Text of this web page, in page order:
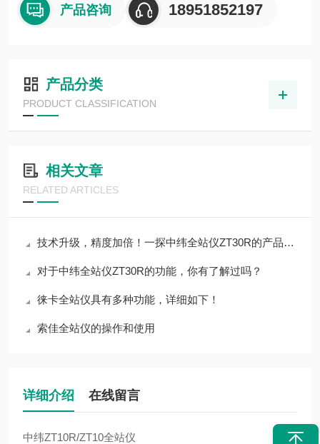
产品咨询 18951852197
产品分类
PRODUCT CLASSIFICATION
相关文章
RELATED ARTICLES
技术升级，精度加倍！一探中纬全站仪ZT30R的产品特性
对于中纬全站仪ZT30R的功能，你有了解过吗？
徕卡全站仪具有多种功能，详细如下！
索佳全站仪的操作和使用
详细介绍 在线留言
中纬ZT10R/ZT10全站仪